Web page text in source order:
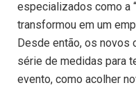
especializados como a
transformou em um
Desde então, os novos
série de medidas para
evento, como acolher